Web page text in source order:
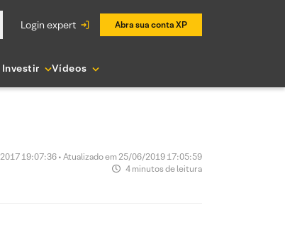
login expert Abra sua conta XP
Investir Vídeos
19:07:36 • Atualizado em 25/06/2019 17:05:59
4 minutos de leitura